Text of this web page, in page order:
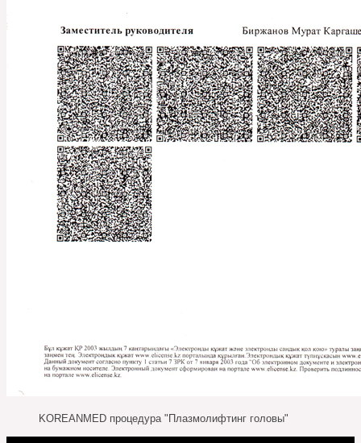
KOREANMED процедура "Плазмолифтинг головы"